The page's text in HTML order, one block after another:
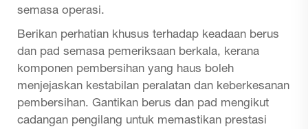
semasa operasi.
Berikan perhatian khusus terhadap keadaan berus
dan pad semasa pemeriksaan berkala, kerana
komponen pembersihan yang haus boleh
menjejaskan kestabilan peralatan dan keberkesanan
pembersihan. Gantikan berus dan pad mengikut
cadangan pengilang untuk memastikan prestasi